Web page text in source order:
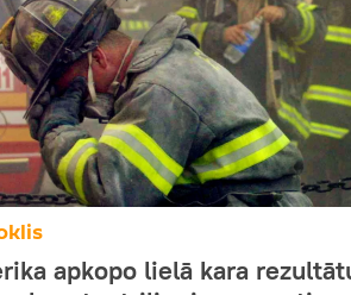
apkopo lielā kara